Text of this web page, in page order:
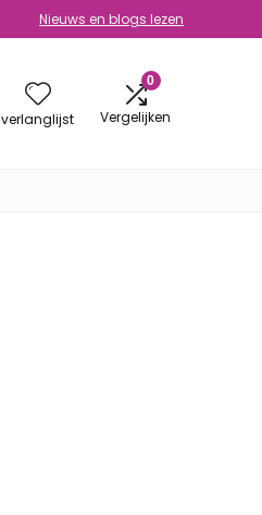
Nieuws en blogs lezen
verlanglijst
0
Vergelijken